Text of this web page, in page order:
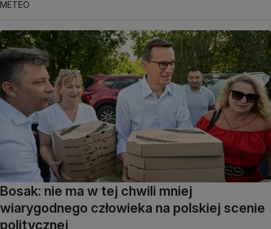
METEO
Bosak: nie ma w tej chwili mniej
wiarygodnego człowieka na polskiej scenie
politycznej